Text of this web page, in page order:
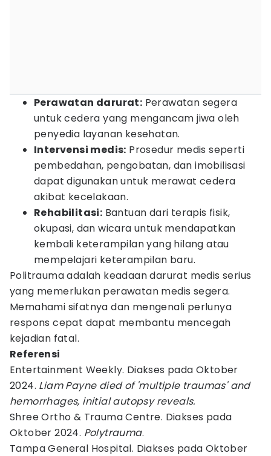
Perawatan darurat: Perawatan segera
untuk cedera yang mengancam jiwa oleh
penyedia layanan kesehatan.
Intervensi medis: Prosedur medis seperti
pembedahan, pengobatan, dan imobilisasi
dapat digunakan untuk merawat cedera
akibat kecelakaan.
Rehabilitasi: Bantuan dari terapis fisik,
okupasi, dan wicara untuk mendapatkan
kembali keterampilan yang hilang atau
mempelajari keterampilan baru.
Politrauma adalah keadaan darurat medis serius
yang memerlukan perawatan medis segera.
Memahami sifatnya dan mengenali perlunya
respons cepat dapat membantu mencegah
kejadian fatal.
Referensi
Entertainment Weekly. Diakses pada Oktober
2024. Liam Payne died of 'multiple traumas' and
hemorrhages, initial autopsy reveals.
Shree Ortho & Trauma Centre. Diakses pada
Oktober 2024. Polytrauma.
Tampa General Hospital. Diakses pada Oktober